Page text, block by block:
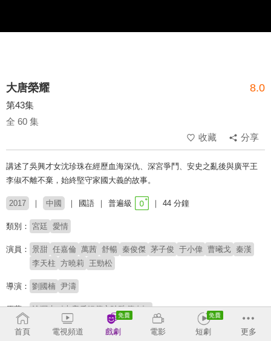
大唐榮耀 8.0
第43集
全 60 集
收藏
分享
講述了吳興才女沈珍珠在經歷血海深仇、深宮爭鬥、安史之亂後與廣平王
李俶不離不棄，始終堅守家國大義的故事。
2017 中國 國語 普遍級 44 分鐘
類別： 宮廷 愛情
演員： 景甜 任嘉倫 萬茜 舒暢 秦俊傑 茅子俊 于小偉 曹曦戈 秦漢
李天柱 方曉莉 王勁松
導演： 劉國楠 尹濤
原著： 滄溟水《大唐后妃傳之珍珠傳奇》
首頁 電視頻道 戲劇 電影 短劇 更多